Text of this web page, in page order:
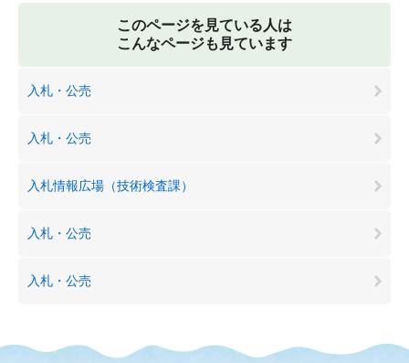
このページを見ている人は
こんなページも見ています
入札・公売
入札・公売
入札情報広場（技術検査課）
入札・公売
入札・公売